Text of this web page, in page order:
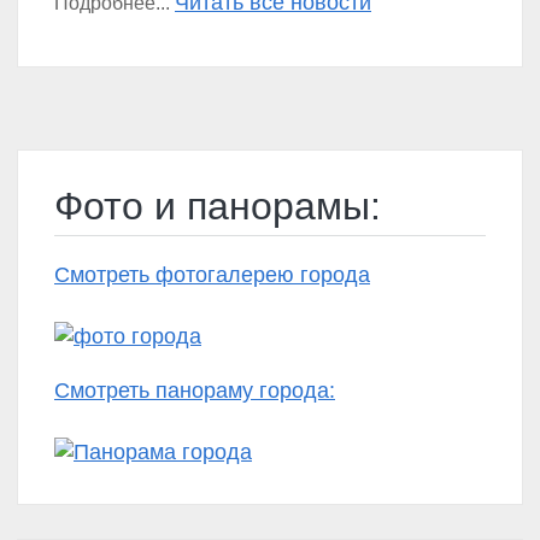
Фото и панорамы:
Смотреть фотогалерею города
Смотреть панораму города: